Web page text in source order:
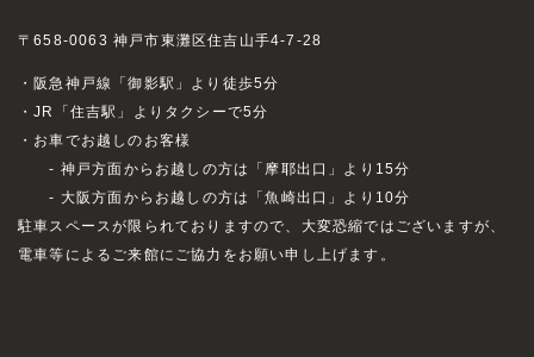
〒658-0063 神戸市東灘区住吉山手4-7-28
・阪急神戸線「御影駅」より徒歩5分
・JR「住吉駅」よりタクシーで5分
・お車でお越しのお客様
- 神戸方面からお越しの方は「摩耶出口」より15分
- 大阪方面からお越しの方は「魚崎出口」より10分
駐車スペースが限られておりますので、大変恐縮ではございますが、
電車等によるご来館にご協力をお願い申し上げます。